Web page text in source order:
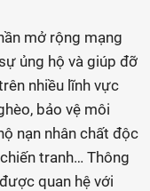
mở rộng mạng
ủng hộ và giúp đỡ
nhiều lĩnh vực
bảo vệ môi
nạn nhân chất độc
tranh… Thông
quan hệ với